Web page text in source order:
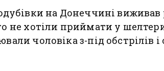
на Донеччині виживав
не хотіли приймати у
чоловіка з-під обстрілів